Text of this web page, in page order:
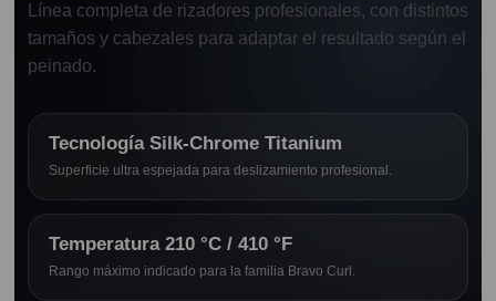
Línea completa de rizadores profesionales, con distintos
tamaños y cabezales para adaptar el resultado según el
peinado.
Tecnología Silk-Chrome Titanium
Superficie ultra espejada para deslizamiento profesional.
Temperatura 210 °C / 410 °F
Rango máximo indicado para la familia Bravo Curl.